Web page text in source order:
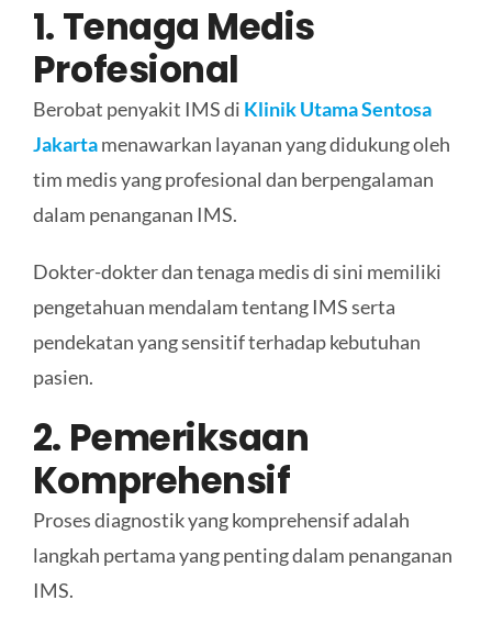
1. Tenaga Medis
Profesional
Berobat penyakit IMS di Klinik Utama Sentosa
Jakartamenawarkan layanan yang didukung oleh
tim medis yang profesional dan berpengalaman
dalam penanganan IMS.
Dokter-dokter dan tenaga medis di sini memiliki
pengetahuan mendalam tentang IMS serta
pendekatan yang sensitif terhadap kebutuhan
pasien.
2. Pemeriksaan
Komprehensif
Proses diagnostik yang komprehensif adalah
langkah pertama yang penting dalam penanganan
IMS.